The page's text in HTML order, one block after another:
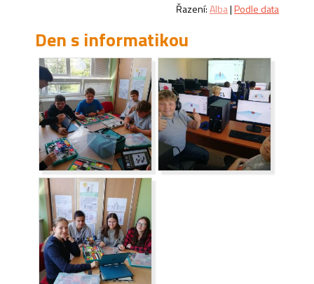
Řazení:Alba|Podle data
Den s informatikou